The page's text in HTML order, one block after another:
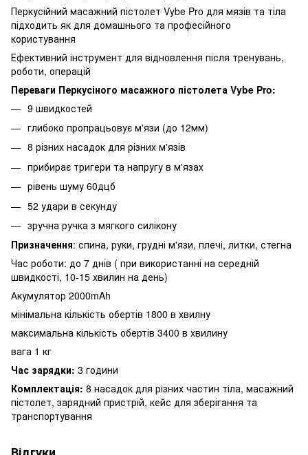
Перкусійний масажний пістолет Vybe Pro для мязів та тіла
підходить як для домашнього та професійного
користування
Ефективний інструмент для відновлення після тренувань,
роботи, операцій
Переваги Перкусіного масажного пістолета Vybe Pro:
9 швидкостей
глибоко пропрацьовує м'язи (до 12мм)
8 різних насадок для різних м'язів
прибирає тригери та напругу в м'язах
рівень шуму 60дцб
52 удари в секунду
зручна ручка з мягкого силікону
Призначення: спина, руки, грудні м'язи, плечі, литки, стегна
Час роботи: до 7 днів ( при використанні на середній
швидкості, 10-15 хвилин на день)
Акумулятор 2000mAh
мінімальна кількість обертів 1800 в хвилну
максимальна кількість обертів 3400 в хвилину
вага 1 кг
Час зарядки: 3 години
Комплектація: 8 насадок для різних частин тіла, масажний
пістолет, зарядний пристрій, кейс для зберігання та
транспортування